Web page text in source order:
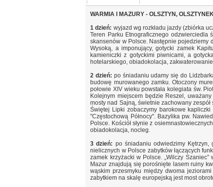
WARMIA I MAZURY - OLSZTYN,
1 dzień: wyjazd wg rozkładu jazdy (zbiórka
Teren Parku Etnograficznego
skansenów w Polsce. Następnie pojedziemy
Wysoką, a imponujący, gotycki zamek
kamieniczki z gotyckimi piwnicami, a
hotelarskiego, obiadokolacja,
2 dzień: po śniadaniu udamy się do
budowę murowanego zamku. Otoczony
połowie XIV wieku powstała kolegiata św.
Kolejnym miejscem będzie Reszel,
mosty nad Sajną, świetnie zachowany
Świętej Lipki zobaczymy barokowe
"Częstochową Północy". Bazylika pw.
Polsce. Kościół słynie z
obiadokolacja, nocleg.
3 dzień: po śniadaniu odwiedzimy Kętrzyn,
nielicznych w Polsce zabytków łączących
zamek krzyżacki w Polsce. „Wilczy
Mazur znajdują się porośnięte lasem ruiny
wąskim przesmyku między dwoma
zabytkiem na skalę europejską jest most